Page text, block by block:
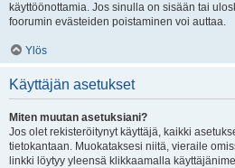
käyttöönottamia. Jos sinulla on sisään tai
foorumin evästeiden poistaminen voi auttaa.
Ylös
Käyttäjän asetukset
Miten muutan asetuksiani?
Jos olet rekisteröitynyt käyttäjä, kaikki
tietokantaan. Muokataksesi niitä, vieraile
linkki löytyy yleensä klikkaamalla